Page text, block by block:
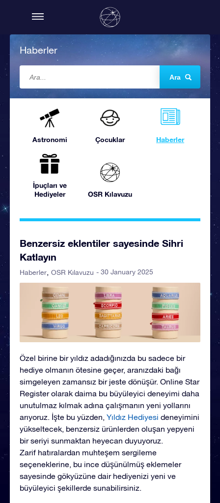
Haberler
Ara
Astronomi Çocuklar Haberler
İpuçları ve
Hediyeler
OSR Kılavuzu
Benzersiz eklentiler sayesinde Sihri
Katlayın
Haberler OSR Kılavuzu - 30 January 2025
Özel birine bir yıldız adadığınızda bu sadece bir
hediye olmanın ötesine geçer, aranızdaki bağı
simgeleyen zamansız bir jeste dönüşür. Online Star
Register olarak daima bu büyüleyici deneyimi daha
unutulmaz kılmak adına çalışmanın yeni yollarını
arıyoruz. İşte bu yüzden, Yıldız Hediyesi deneyimini
yükseltecek, benzersiz ürünlerden oluşan yepyeni
bir seriyi sunmaktan heyecan duyuyoruz.
Zarif hatıralardan muhteşem sergileme
seçeneklerine, bu ince düşünülmüş eklemeler
sayesinde gökyüzüne dair hediyenizi yeni ve
büyüleyici şekillerde sunabilirsiniz.